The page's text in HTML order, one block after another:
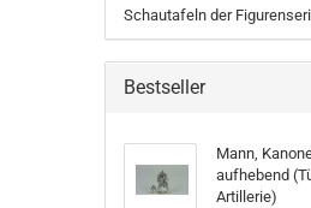
Schautafeln der
Bestseller
Mann,
aufhebend
Artillerie)